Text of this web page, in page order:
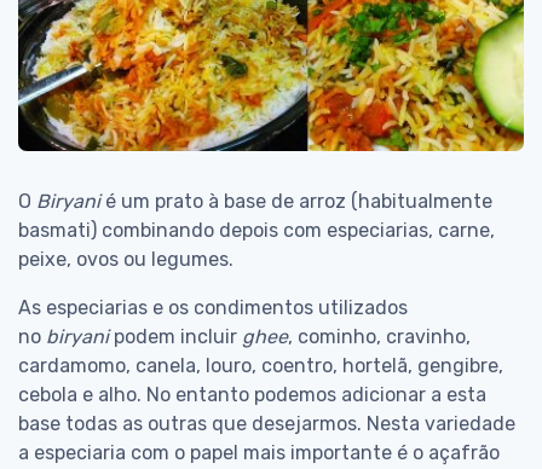
O Biryanié um prato à base de arroz (habitualmente
basmati) combinando depois com especiarias, carne,
peixe, ovos ou legumes.
As especiarias e os condimentos utilizados
no biryanipodem incluir ghee, cominho, cravinho,
cardamomo, canela, louro, coentro, hortelã, gengibre,
cebola e alho. No entanto podemos adicionar a esta
base todas as outras que desejarmos. Nesta variedade
a especiaria com o papel mais importante é o açafrão